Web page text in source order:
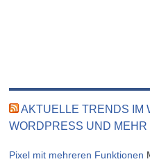
AKTUELLE TRENDS IM
WORDPRESS UND MEHR
Pixel mit mehreren Funktionen